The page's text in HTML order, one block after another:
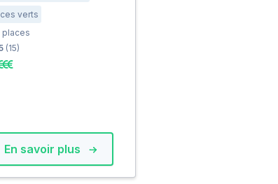
verts
places
(15)
En savoir plus